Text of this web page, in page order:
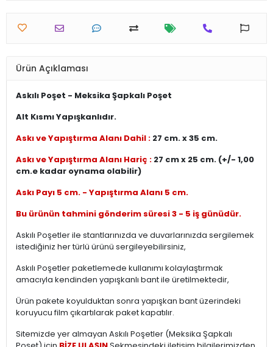
Ürün Açıklaması
Askılı Poşet - Meksika Şapkalı Poşet
Alt Kısmı Yapışkanlıdır.
Askı ve Yapıştırma Alanı Dahil : 27 cm. x 35 cm.
Askı ve Yapıştırma Alanı Hariç : 27 cm x 25 cm. (+/- 1,00
cm.e kadar oynama olabilir)
Askı Payı 5 cm. - Yapıştırma Alanı 5 cm.
Bu ürünün tahmini gönderim süresi 3 - 5 iş günüdür.
Askılı Poşetler ile stantlarınızda ve duvarlarınızda sergilemek
istediğiniz her türlü ürünü sergileyebilirsiniz,
Askılı Poşetler paketlemede kullanımı kolaylaştırmak
amacıyla kendinden yapışkanlı bant ile üretilmektedir,
Ürün pakete koyulduktan sonra yapışkan bant üzerindeki
koruyucu film çıkartılarak paket kapatılır.
Sitemizde yer almayan Askılı Poşetler (Meksika Şapkalı